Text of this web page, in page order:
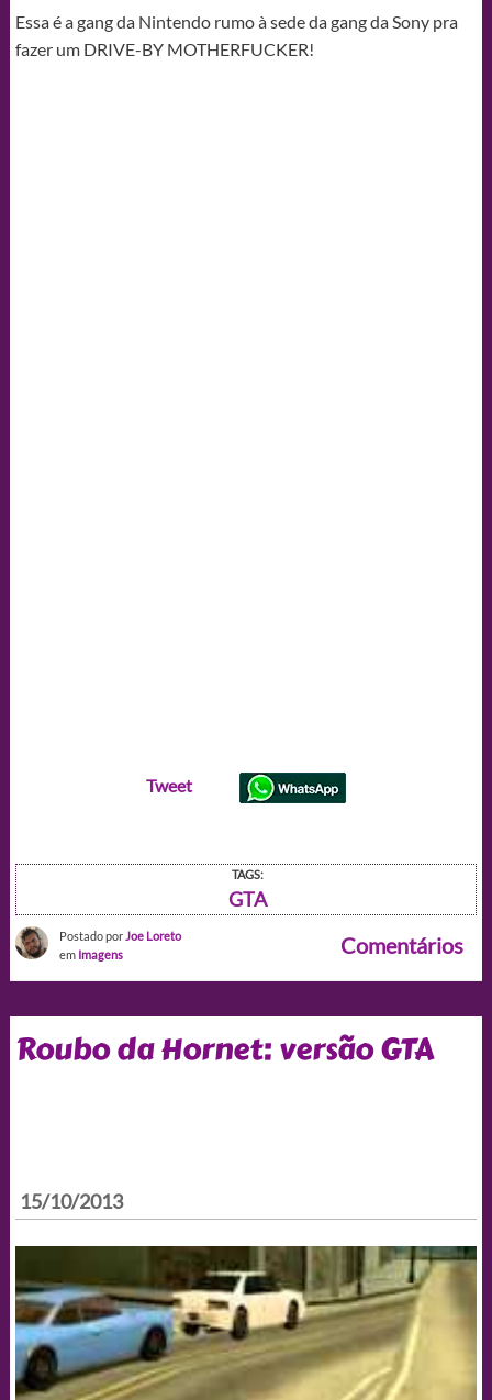
Essa é a gang da Nintendo rumo à sede da gang da Sony pra
fazer um DRIVE-BY MOTHERFUCKER!
Tweet
TAGS:
GTA
Postado por Joe Loreto
em Imagens Comentários
Roubo da Hornet: versão GTA
15/10/2013